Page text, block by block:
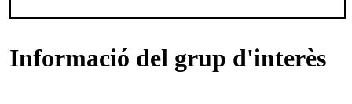
Informació del grup d'interès